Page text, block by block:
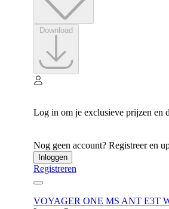
Log in om je exclusieve prijzen en
Nog geen account? Registreer en
Inloggen
Registreren
VOYAGER ONE MS ANT E3T